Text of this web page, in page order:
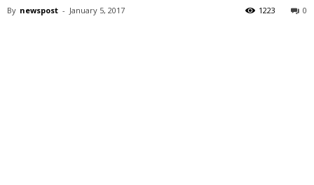
By newspost - January 5, 2017 0
1223